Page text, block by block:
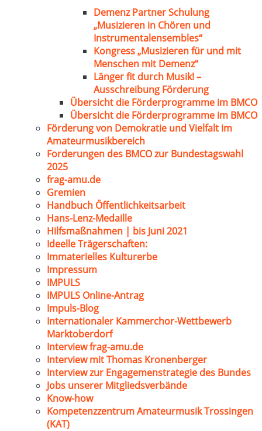
Demenz Partner Schulung
„Musizieren in Chören und
Instrumentalensembles“
Kongress „Musizieren für und mit
Menschen mit Demenz“
Länger fit durch Musik! –
Ausschreibung Förderung
Übersicht die Förderprogramme im BMCO
Übersicht die Förderprogramme im BMCO
Förderung von Demokratie und Vielfalt im
Amateurmusikbereich
Forderungen des BMCO zur Bundestagswahl
2025
frag-amu.de
Gremien
Handbuch Öffentlichkeitsarbeit
Hans-Lenz-Medaille
Hilfsmaßnahmen | bis Juni 2021
Ideelle Trägerschaften:
Immaterielles Kulturerbe
Impressum
IMPULS
IMPULS Online-Antrag
Impuls-Blog
Internationaler Kammerchor-Wettbewerb
Marktoberdorf
Interview frag-amu.de
Interview mit Thomas Kronenberger
Interview zur Engagemenstrategie des Bundes
Jobs unserer Mitgliedsverbände
Know-how
Kompetenzzentrum Amateurmusik Trossingen
(KAT)